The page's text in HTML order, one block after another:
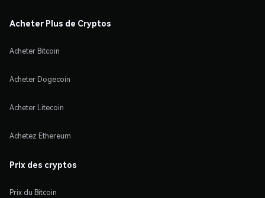
Acheter Plus de Cryptos
Acheter Bitcoin
Acheter Dogecoin
Acheter Litecoin
Achetez Ethereum
Prix des cryptos
Prix du Bitcoin